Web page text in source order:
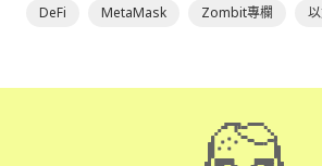
DeFi MetaMask Zombit專欄